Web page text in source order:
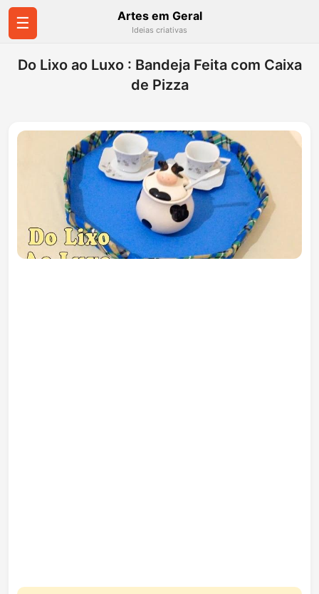
☰ Artes em Geral
Ideias criativas
Do Lixo ao Luxo : Bandeja Feita com Caixa
de Pizza